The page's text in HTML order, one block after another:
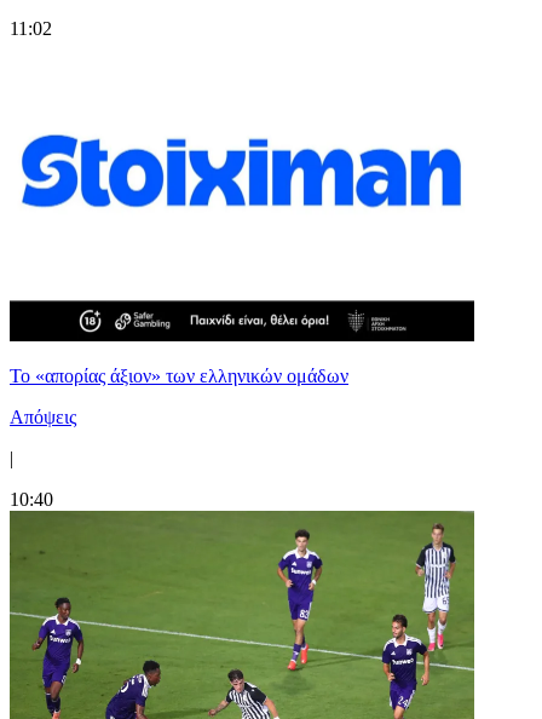
11:02
Το «απορίας άξιον» των ελληνικών ομάδων
Απόψεις
|
10:40